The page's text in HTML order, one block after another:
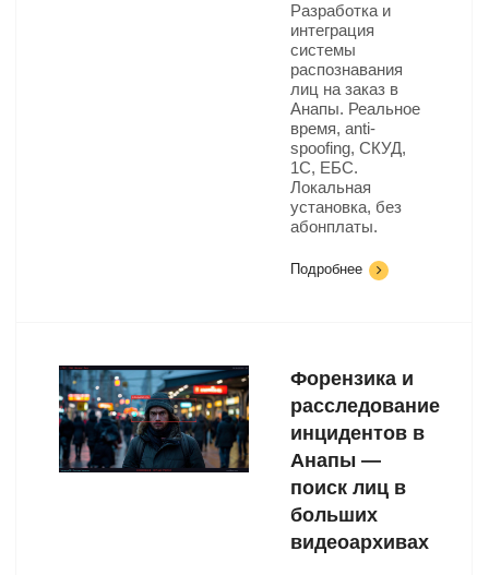
Разработка и
интеграция
системы
распознавания
лиц на заказ в
Анапы. Реальное
время, anti-
spoofing, СКУД,
1С, ЕБС.
Локальная
установка, без
абонплаты.
Подробнее
Форензика и
расследование
инцидентов в
Анапы —
поиск лиц в
больших
видеоархивах